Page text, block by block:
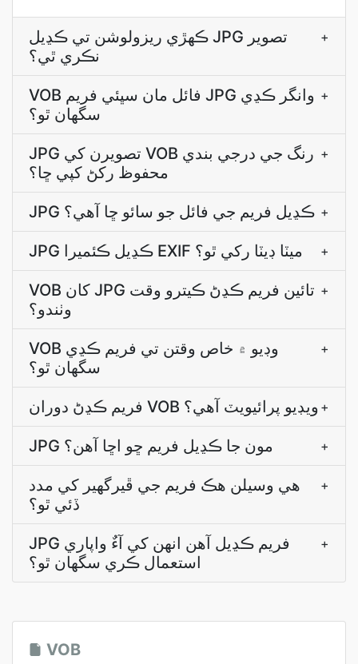
ڪھڙي ريزولوشن تي ڪڍيل JPG تصوير
نڪري ٿي؟
+
VOB فائل مان سڀئي فريم JPG وانگر ڪڍي
سگهان ٿو؟
+
JPG تصويرن کي VOB رنگ جي درجي بندي
محفوظ رکڻ کپي ڇا؟
+
JPG ڪڍيل فريم جي فائل جو سائو ڇا آھي؟ +
JPG ڪڍيل ڪئميرا EXIF ميٽا ڊيٽا رکي ٿو؟ +
VOB کان JPG تائين فريم ڪڍڻ ڪيترو وقت
وٺندو؟
+
VOB وڊيو ۾ خاص وقتن تي فريم ڪڍي
سگهان ٿو؟
+
فريم ڪڍڻ دوران VOB ويڊيو پرائيويٽ آهي؟ +
JPG مون جا ڪڍيل فريم ڇو اڇا آھن؟ +
ھي وسيلن ھڪ فريم جي ڦيرگھير کي مدد
ڏئي ٿو؟
+
JPG فريم ڪڍيل آھن انھن کي آءٌ واپاري
استعمال ڪري سگھان ٿو؟
+
VOB